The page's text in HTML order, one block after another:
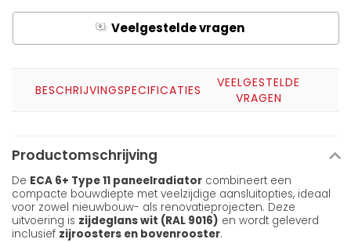
Q Veelgestelde vragen
BESCHRIJVINGSPECIFICATIES
VEELGESTELDE
VRAGEN
Productomschrijving
De ECA 6+ Type 11 paneelradiator combineert een
compacte bouwdiepte met veelzijdige aansluitopties, ideaal
voor zowel nieuwbouw- als renovatieprojecten. Deze
uitvoering is zijdeglans wit (RAL 9016) en wordt geleverd
inclusief zijroosters en bovenrooster.